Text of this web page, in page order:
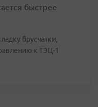
быстрее
брусчатки,
к ТЭЦ-1